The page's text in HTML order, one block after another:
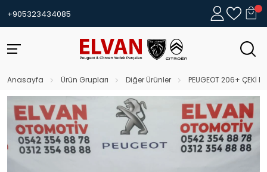
+905323434085
Anasayfa Ürün Grupları Diğer Ürünler PEUGEOT 206+ ÇEKİ